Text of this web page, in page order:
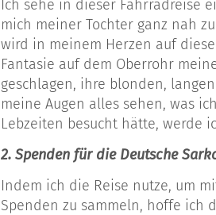
Ich sehe in dieser Fahrradreise
mich meiner Tochter ganz nah
wird in meinem Herzen auf
Fantasie auf dem Oberrohr
geschlagen, ihre blonden,
meine Augen alles sehen, was
Lebzeiten besucht hätte, werde
2. Spenden für die Deutsche
Indem ich die Reise nutze, um
Spenden zu sammeln, hoffe ich